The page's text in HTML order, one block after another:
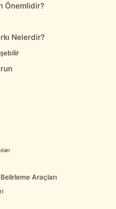
Önemlidir?
Nelerdir?
Araçları